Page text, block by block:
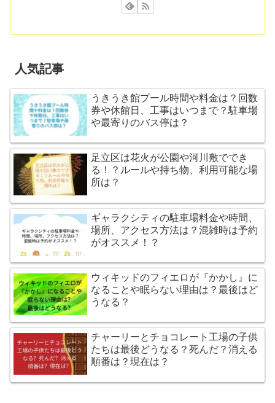
人気記事
うきうき館プール時間や料金は？回数
券や休館日、工事はいつまで？駐車場
や最寄りのバス停は？
足立区は花火が公園や河川敷ででき
る！？ルールや持ち物、利用可能な場
所は？
ギャラクシティの駐車場料金や時間、
場所、アクセス方法は？混雑時は予約
がオススメ！？
ウィキッドのフィエロが『かかし』に
なることや眠らない理由は？最後はど
うなる？
チャーリーとチョコレート工場の子供
たちは最後どうなる？死んだ？消える
順番は？現在は？